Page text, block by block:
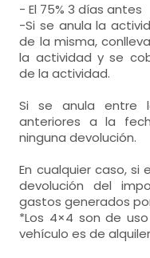
- El 75% 3 días antes
-Si se anula la
de la misma,
la actividad y se
de la actividad.
Si se anula entre
anteriores a la
ninguna devolución.
En cualquier caso, si
devolución del
gastos generados
*Los 4×4 son de
vehículo es de